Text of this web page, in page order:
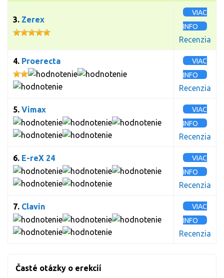
3. Zerex
VIAC
INFO
Recenzia
4. Proerecta
VIAC
INFO
Recenzia
5. Vimax
VIAC
INFO
Recenzia
6. E-reX 24
VIAC
INFO
Recenzia
7. Clavin
VIAC
INFO
Recenzia
Časté otázky o erekcií